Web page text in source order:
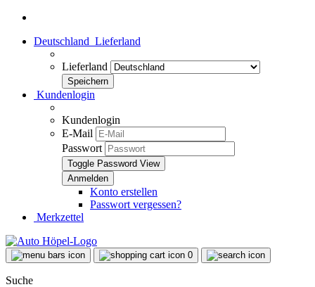
Deutschland Lieferland
Lieferland
Kundenlogin
Kundenlogin
E-Mail
Passwort
Toggle Password View
Konto erstellen
Passwort vergessen?
Merkzettel
0
Suche